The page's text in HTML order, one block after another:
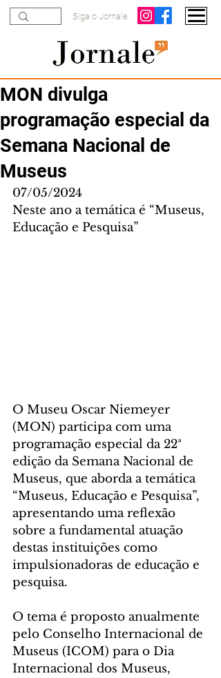
Siga o Jornale
MON divulga
programação especial da
Semana Nacional de
Museus
07/05/2024
Neste ano a temática é “Museus,
Educação e Pesquisa”
O Museu Oscar Niemeyer
(MON) participa com uma
programação especial da 22ª
edição da Semana Nacional de
Museus, que aborda a temática
“Museus, Educação e Pesquisa”,
apresentando uma reflexão
sobre a fundamental atuação
destas instituições como
impulsionadoras de educação e
pesquisa.
O tema é proposto anualmente
pelo Conselho Internacional de
Museus (ICOM) para o Dia
Internacional dos Museus,